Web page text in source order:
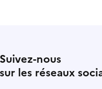
Suivez-nous
sur les réseaux